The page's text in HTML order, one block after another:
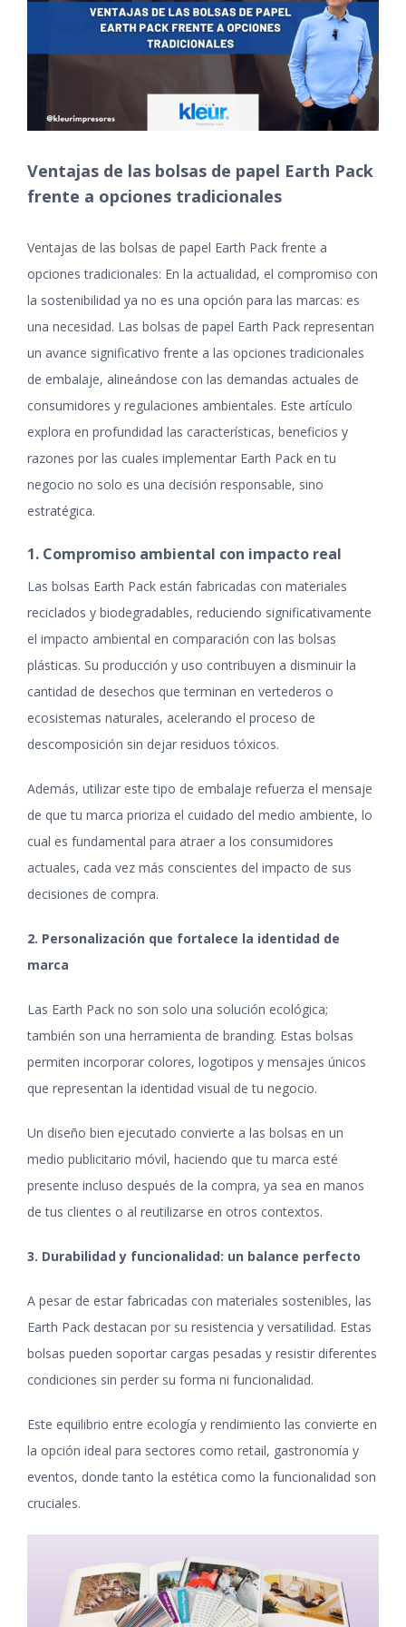
Ventajas de las bolsas de papel Earth Pack
frente a opciones tradicionales
Ventajas de las bolsas de papel Earth Pack frente a
opciones tradicionales: En la actualidad, el compromiso con
la sostenibilidad ya no es una opción para las marcas: es
una necesidad. Las bolsas de papel Earth Pack representan
un avance significativo frente a las opciones tradicionales
de embalaje, alineándose con las demandas actuales de
consumidores y regulaciones ambientales. Este artículo
explora en profundidad las características, beneficios y
razones por las cuales implementar Earth Pack en tu
negocio no solo es una decisión responsable, sino
estratégica.
1. Compromiso ambiental con impacto real
Las bolsas Earth Pack están fabricadas con materiales
reciclados y biodegradables, reduciendo significativamente
el impacto ambiental en comparación con las bolsas
plásticas. Su producción y uso contribuyen a disminuir la
cantidad de desechos que terminan en vertederos o
ecosistemas naturales, acelerando el proceso de
descomposición sin dejar residuos tóxicos.
Además, utilizar este tipo de embalaje refuerza el mensaje
de que tu marca prioriza el cuidado del medio ambiente, lo
cual es fundamental para atraer a los consumidores
actuales, cada vez más conscientes del impacto de sus
decisiones de compra.
2. Personalización que fortalece la identidad de
marca
Las Earth Pack no son solo una solución ecológica;
también son una herramienta de branding. Estas bolsas
permiten incorporar colores, logotipos y mensajes únicos
que representan la identidad visual de tu negocio.
Un diseño bien ejecutado convierte a las bolsas en un
medio publicitario móvil, haciendo que tu marca esté
presente incluso después de la compra, ya sea en manos
de tus clientes o al reutilizarse en otros contextos.
3. Durabilidad y funcionalidad: un balance perfecto
A pesar de estar fabricadas con materiales sostenibles, las
Earth Pack destacan por su resistencia y versatilidad. Estas
bolsas pueden soportar cargas pesadas y resistir diferentes
condiciones sin perder su forma ni funcionalidad.
Este equilibrio entre ecología y rendimiento las convierte en
la opción ideal para sectores como retail, gastronomía y
eventos, donde tanto la estética como la funcionalidad son
cruciales.